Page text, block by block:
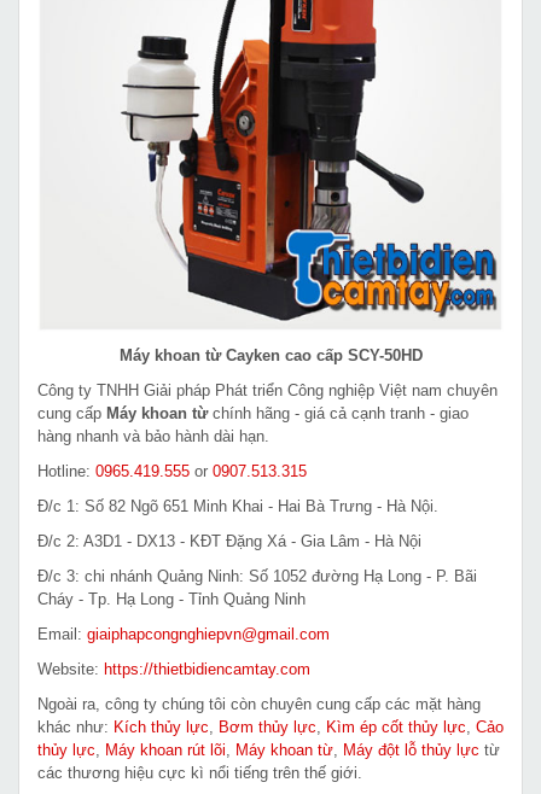
Máy khoan từ Cayken cao cấp SCY-50HD
Công ty TNHH Giải pháp Phát triển Công nghiệp Việt nam chuyên
cung cấp Máy khoan từchính hãng - giá cả cạnh tranh - giao
hàng nhanh và bảo hành dài hạn.
Hotline: 0965.419.555 or 0907.513.315
Đ/c 1: Số 82 Ngõ 651 Minh Khai - Hai Bà Trưng - Hà Nội.
Đ/c 2: A3D1 - DX13 - KĐT Đặng Xá - Gia Lâm - Hà Nội
Đ/c 3: chi nhánh Quảng Ninh: Số 1052 đường Hạ Long - P. Bãi
Cháy - Tp. Hạ Long - Tỉnh Quảng Ninh
Email: giaiphapcongnghiepvn@gmail.com
Website: https://thietbidiencamtay.com
Ngoài ra, công ty chúng tôi còn chuyên cung cấp các mặt hàng
khác như: Kích thủy lực Bơm thủy lực Kìm ép cốt thủy lực Cảo
thủy lực
Máy khoan rút lõi Máy khoan từ Máy đột lỗ thủy lực từ
các thương hiệu cực kì nổi tiếng trên thế giới.